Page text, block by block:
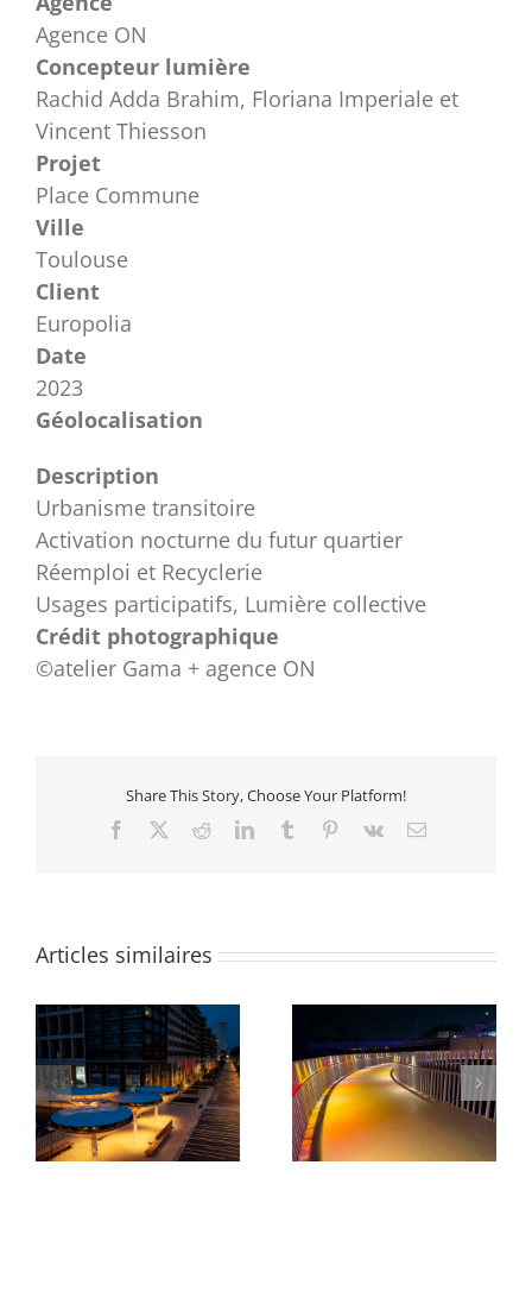
Agence ON
Concepteur lumière
Rachid Adda Brahim, Floriana Imperiale et
Vincent Thiesson
Projet
Place Commune
Ville
Toulouse
Client
Europolia
Date
2023
Géolocalisation
Description
Urbanisme transitoire
Activation nocturne du futur quartier
Réemploi et Recyclerie
Usages participatifs, Lumière collective
Crédit photographique
©atelier Gama + agence ON
Share This Story, Choose Your Platform!
Facebook RedditLinkedInTumblr Pinterest
Vk Email
Articles similaires
Rampe Olympique
Exposition Olga de
Amaral